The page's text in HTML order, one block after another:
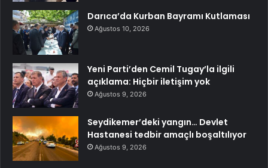
Darıca’da Kurban Bayramı Kutlaması
Ağustos 10, 2026
Yeni Parti’den Cemil Tugay’la ilgili
açıklama: Hiçbir iletişim yok
Ağustos 9, 2026
Seydikemer’deki yangın… Devlet
Hastanesi tedbir amaçlı boşaltılıyor
Ağustos 9, 2026